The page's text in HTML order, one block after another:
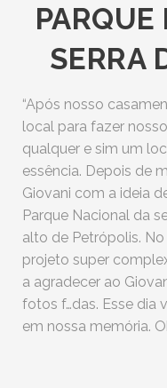
SERRA
“Após nosso
local para fazer
qualquer e sim um
essência. Depois de
Giovani com a ideia
Parque Nacional da
alto de Petrópolis.
projeto super
a agradecer ao
fotos f…das. Esse dia
em nossa memória.